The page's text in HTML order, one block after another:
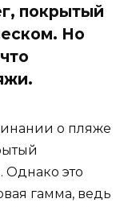
покрытый
Но
о пляже
Однако это
гамма, ведь